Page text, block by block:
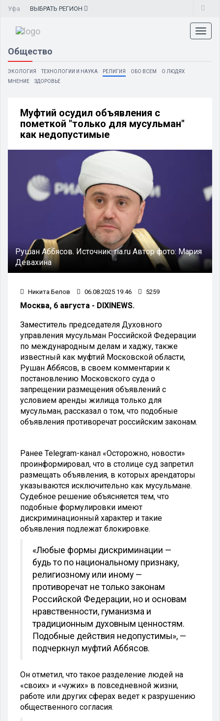
Уфа ВЫБРАТЬ РЕГИОН
Общество
ЭКОЛОГИЯ ТЕХНОЛОГИИ И НАУКА РЕЛИГИЯ ОБО ВСЕМ
О ЛЮДЯХ
МНЕНИЕ
ЗДОРОВЬЕ
Муфтий осудил объявления с
пометкой "только для мусульман"
как недопустимые
Рушан Аббясов. Источник:ria.ru Автор фото: Мария
Девахина
Никита Белов 06.08.2025 19:46 5259
Москва, 6 августа - DIXINEWS.
Заместитель председателя Духовного
управления мусульман Российской Федерации
по международным делам и хаджу, также
известный как муфтий Московской области,
Рушан Аббясов, в своем комментарии к
постановлению Московского суда о
запрещении размещения объявлений с
условием аренды жилища только для
мусульман, рассказал о том, что подобные
объявления противоречат российским законам.
Ранее Telegram-канал «Осторожно, новости»
проинформировал, что в столице суд запретил
размещать объявления, в которых арендаторы
указываются исключительно как мусульмане.
Судебное решение объясняется тем, что
подобные формулировки имеют
дискриминационный характер и такие
объявления подлежат блокировке.
«Любые формы дискриминации —
будь то по национальному признаку,
религиозному или иному —
противоречат не только законам
Российской Федерации, но и основам
нравственности, гуманизма и
традиционным духовным ценностям.
Подобные действия недопустимы», —
подчеркнул муфтий Аббясов.
Он отметил, что такое разделение людей на
«своих» и «чужих» в повседневной жизни,
работе или других сферах ведет к разрушению
общественного согласия.